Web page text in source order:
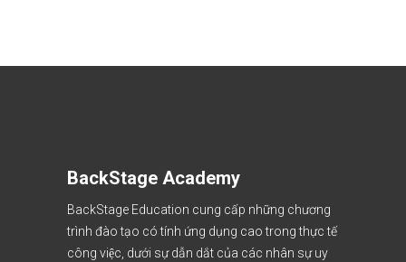
BackStage Academy
BackStage Education cung cấp những chương
trình đào tạo có tính ứng dụng cao trong thực tế
công việc, dưới sự dẫn dắt của các nhân sự uy